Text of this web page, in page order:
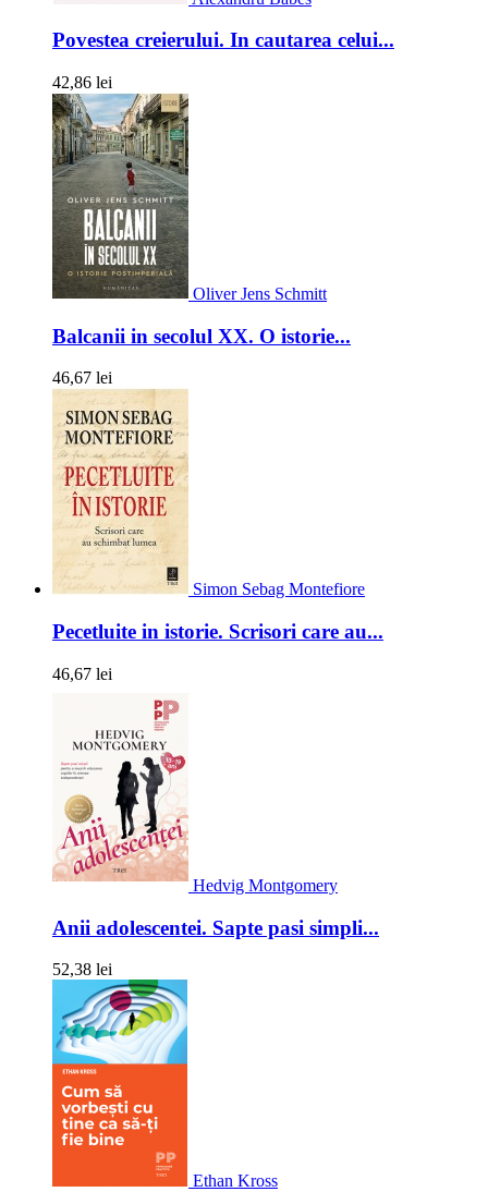
Povestea creierului. In cautarea celui...
42,86 lei
Oliver Jens Schmitt
Balcanii in secolul XX. O istorie...
46,67 lei
Simon Sebag Montefiore
Pecetluite in istorie. Scrisori care au...
46,67 lei
Hedvig Montgomery
Anii adolescentei. Sapte pasi simpli...
52,38 lei
Ethan Kross